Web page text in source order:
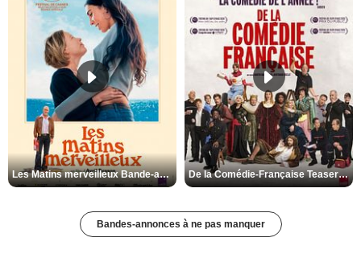
Les Matins merveilleux Bande-annonce VF De la Comédie-Française Teaser VF
Bandes-annonces à ne pas manquer